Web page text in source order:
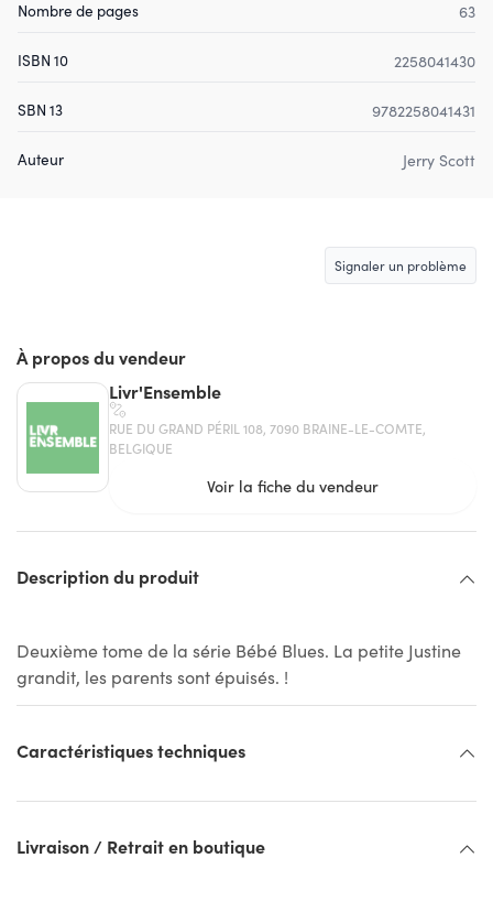
Nombre de pages 63
ISBN 10 2258041430
SBN 13 9782258041431
Auteur Jerry Scott
Signaler un problème
À propos du vendeur
Livr'Ensemble
RUE DU GRAND PÉRIL 108, 7090 BRAINE-LE-COMTE,
BELGIQUE
Voir la fiche du vendeur
Description du produit
Deuxième tome de la série Bébé Blues. La petite Justine
grandit, les parents sont épuisés. !
Caractéristiques techniques
Livraison / Retrait en boutique